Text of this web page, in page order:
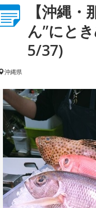
【沖縄
ん”にと
5/37)
沖縄県